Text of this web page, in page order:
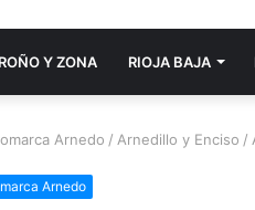
Y ZONA RIOJA BAJA
Arnedo / Arnedillo y Enciso /
Arnedo